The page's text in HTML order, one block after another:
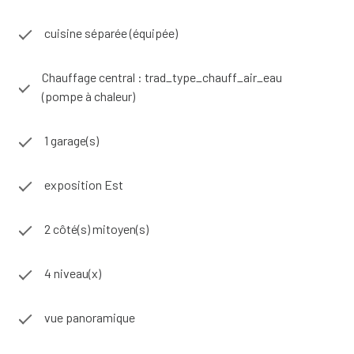
chambres supplémentaires - Salle d’eau, wc séparé et
tropézienne de 50 m² avec coin cuisine d’été et panorama
unique Un bien rare et atypique au cœur d’un village vivant à 5
amateurs d’espace de caractère et de projets modulables!
Corinne Berard : 06.77.12.20.48 #ALARIC IMMO est une
volonté d'offrir un service de qualité à ses clients. Reliant
à #Fabrezan, et en bord de mer à #Leucate #Village. Nous
#France, et de notre connaissance approfondie du marché
cuisine séparée (équipée)
Chauffage central : trad_type_chauff_air_eau
(pompe à chaleur)
1 garage(s)
exposition Est
2 côté(s) mitoyen(s)
4 niveau(x)
vue panoramique